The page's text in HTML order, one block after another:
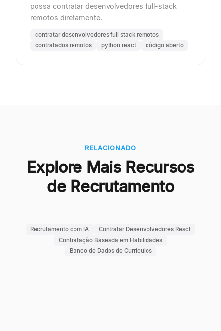
possa contratar desenvolvedores full-stack
remotos diretamente.
contratar desenvolvedores full stack remotos
contratados remotos
python react código aberto
RELACIONADO
Explore Mais Recursos
de Recrutamento
Recrutamento com IA
Contratar Desenvolvedores React
Contratação Baseada em Habilidades
Banco de Dados de Currículos